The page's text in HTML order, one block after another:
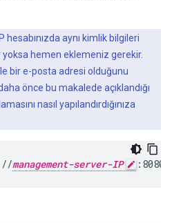
hesabınızda aynı kimlik bilgileri
yoksa hemen eklemeniz gerekir.
bir e-posta adresi olduğunu
önce bu makalede açıklandığı
nasıl yapılandırdığınıza
management-server-IP